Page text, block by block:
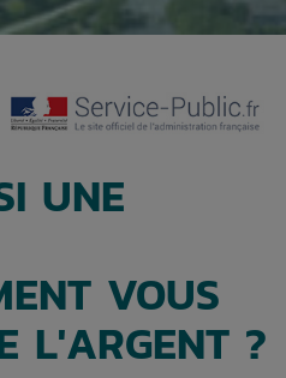
UNE
VOUS
L'ARGENT ?